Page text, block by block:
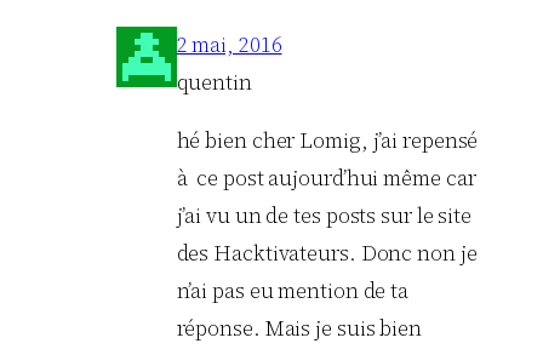
2 mai, 2016
quentin
hé bien cher Lomig, j’ai repensé
à ce post aujourd’hui même car
j’ai vu un de tes posts sur le site
des Hacktivateurs. Donc non je
n’ai pas eu mention de ta
réponse. Mais je suis bien